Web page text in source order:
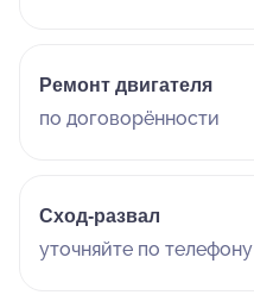
Ремонт двигателя
по договорённости
Сход-развал
уточняйте по телефону